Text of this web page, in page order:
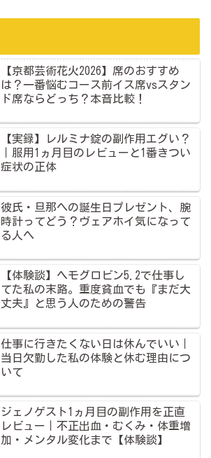
【京都芸術花火2026】席のおすすめ
は？一番悩むコース前イス席vsスタン
ド席ならどっち？本音比較！
【実録】レルミナ錠の副作用エグい？
｜服用1ヵ月目のレビューと1番きつい
症状の正体
彼氏・旦那への誕生日プレゼント、腕
時計ってどう？ヴェアホイ気になって
る人へ
【体験談】ヘモグロビン5.2で仕事し
てた私の末路。重度貧血でも『まだ大
丈夫』と思う人のための警告
仕事に行きたくない日は休んでいい｜
当日欠勤した私の体験と休む理由につ
いて
ジェノゲスト1ヵ月目の副作用を正直
レビュー｜不正出血・むくみ・体重増
加・メンタル変化まで【体験談】